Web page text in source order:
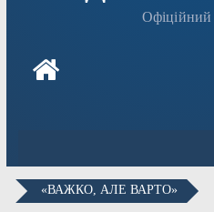
Офіційний
«ВАЖКО, АЛЕ ВАРТО»